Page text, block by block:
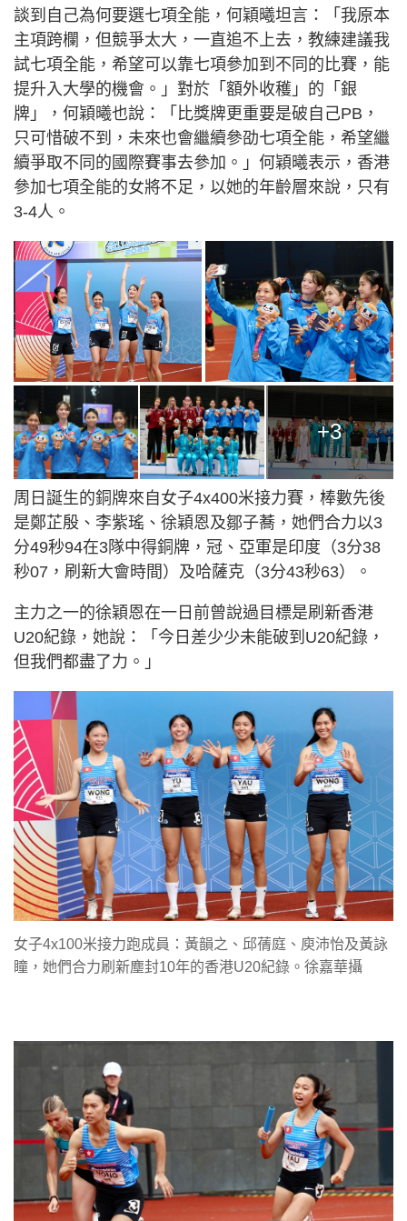
談到自己為何要選七項全能，何穎曦坦言：「我原本
主項跨欄，但競爭太大，一直追不上去，教練建議我
試七項全能，希望可以靠七項參加到不同的比賽，能
提升入大學的機會。」對於「額外收穫」的「銀
牌」，何穎曦也說：「比獎牌更重要是破自己PB，
只可惜破不到，未來也會繼續參劭七項全能，希望繼
續爭取不同的國際賽事去參加。」何穎曦表示，香港
參加七項全能的女將不足，以她的年齡層來說，只有
3-4人。
+3
周日誕生的銅牌來自女子4x400米接力賽，棒數先後
是鄭芷殷、李紫瑤、徐穎恩及鄒子蕎，她們合力以3
分49秒94在3隊中得銅牌，冠、亞軍是印度（3分38
秒07，刷新大會時間）及哈薩克（3分43秒63）。
主力之一的徐穎恩在一日前曾說過目標是刷新香港
U20紀錄，她說：「今日差少少未能破到U20紀錄，
但我們都盡了力。」
女子4x100米接力跑成員：黃韻之、邱蒨庭、庾沛怡及黃詠
瞳，她們合力刷新塵封10年的香港U20紀錄。徐嘉華攝